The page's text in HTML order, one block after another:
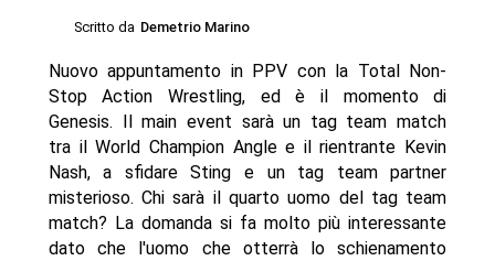
Scritto da Demetrio Marino
Nuovo appuntamento in PPV con la Total Non-
Stop Action Wrestling, ed è il momento di
Genesis. Il main event sarà un tag team match
tra il World Champion Angle e il rientrante Kevin
Nash, a sfidare Sting e un tag team partner
misterioso. Chi sarà il quarto uomo del tag team
match? La domanda si fa molto più interessante
dato che l'uomo che otterrà lo schienamento